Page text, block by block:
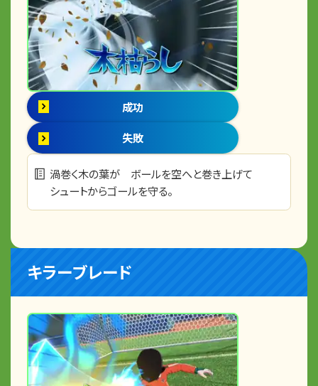
成功
失敗
渦巻く木の葉が ボールを空へと巻き上げて
シュートからゴールを守る。
キラーブレード